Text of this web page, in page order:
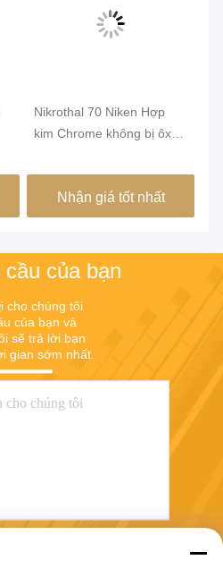
Nikrothal 70 Niken Hợp
kim Chrome không bị ôxy
Nhận giá tốt nhất
của bạn
cho chúng tôi
của bạn và
sẽ trả lời bạn
gian sớm nhất.